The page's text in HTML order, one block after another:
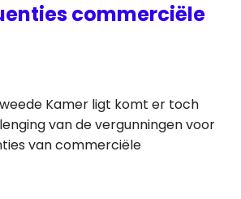
commerciële
Kamer ligt komt er toch
van de vergunningen voor
van commerciële